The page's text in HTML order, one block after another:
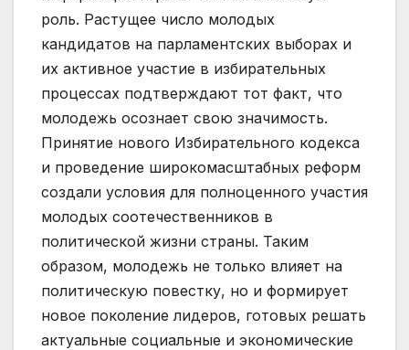
роль. Растущее число молодых
кандидатов на парламентских выборах и
их активное участие в избирательных
процессах подтверждают тот факт, что
молодежь осознает свою значимость.
Принятие нового Избирательного кодекса
и проведение широкомасштабных реформ
создали условия для полноценного участия
молодых соотечественников в
политической жизни страны. Таким
образом, молодежь не только влияет на
политическую повестку, но и формирует
новое поколение лидеров, готовых решать
актуальные социальные и экономические